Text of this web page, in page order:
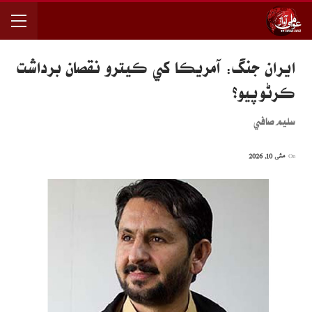
ايران جنگ: آمريڪا کي ڪيترو نقصان برداشت
ڪرڻو پيو؟
سليم صافي
مئی 10, 2026